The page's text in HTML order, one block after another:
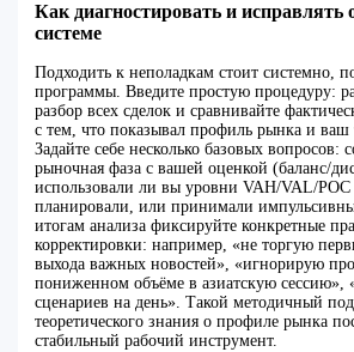
Как диагностировать и
системе
Подходить к неполадкам стоит системно,
программы. Введите простую процедуру:
разбор всех сделок и сравнивайте
с тем, что показывал профиль рынка и ваш
Задайте себе несколько базовых вопросов:
рыночная фаза с вашей оценкой (баланс/
использовали ли вы уровни VAH/VAL/POC
планировали, или принимали
итогам анализа фиксируйте конкретные
корректировки: например, «не торгую
выхода важных новостей», «игнорирую
пониженном объёме в азиатскую сессию»,
сценариев на день». Такой методичный
теоретического знания о профиле рынка
стабильный рабочий инструмент.